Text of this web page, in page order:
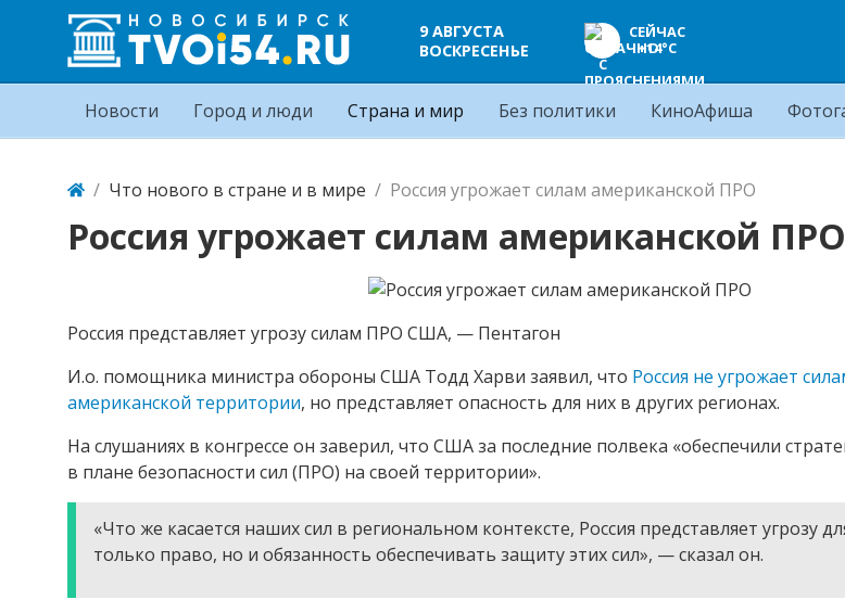
9 АВГУСТА
ВОСКРЕСЕНЬЕ
СЕЙЧАС
+14°C
Новости Город и люди Страна и мир Без политики КиноАфиша
Что нового в стране и в мире Россия угрожает силам американской ПРО
Россия угрожает силам американской ПРО
Россия представляет угрозу силам ПРО США, — Пентагон
И.о. помощника министра обороны США Тодд Харви заявил, что Россия не угрожает
американской территории, но представляет опасность для них в других регионах.
На слушаниях в конгрессе он заверил, что США за последние полвека «обеспечили
в плане безопасности сил (ПРО) на своей территории».
«Что же касается наших сил в региональном контексте, Россия представляет угрозу
только право, но и обязанность обеспечивать защиту этих сил», — сказал он.